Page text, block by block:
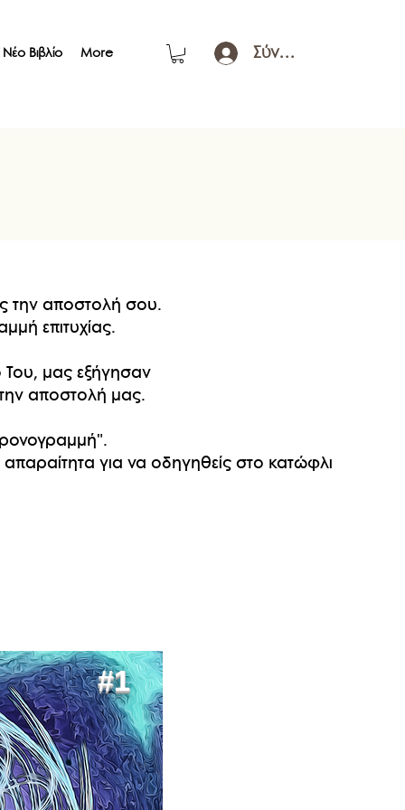
Νέο Βιβλίο More Σύνδεση
την αποστολή σου.
επιτυχίας.
Του, μας εξήγησαν
αποστολή μας.
για να οδηγηθείς στο κατώφλι
#1